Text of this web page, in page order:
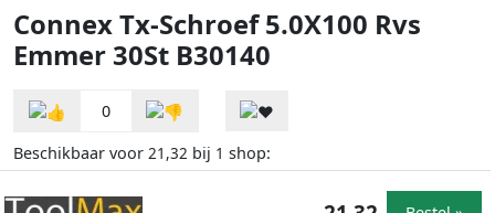
Connex Tx-Schroef 5.0X100 Rvs
Emmer 30St B30140
0
Beschikbaar voor 21,32 bij 1 shop: